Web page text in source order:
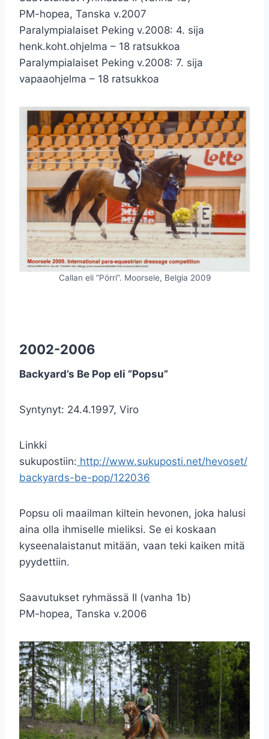
PM-hopea, Tanska v.2007
Paralympialaiset Peking v.2008: 4. sija
henk.koht.ohjelma – 18 ratsukkoa
Paralympialaiset Peking v.2008: 7. sija
vapaaohjelma – 18 ratsukkoa
Callan eli ”Pörri”. Moorsele, Belgia 2009
2002-2006
Backyard’s Be Pop eli ”Popsu”
Syntynyt: 24.4.1997, Viro
Linkki
sukupostiin: http://www.sukuposti.net/hevoset/
backyards-be-pop/122036
Popsu oli maailman kiltein hevonen, joka halusi
aina olla ihmiselle mieliksi. Se ei koskaan
kyseenalaistanut mitään, vaan teki kaiken mitä
pyydettiin.
Saavutukset ryhmässä II (vanha 1b)
PM-hopea, Tanska v.2006